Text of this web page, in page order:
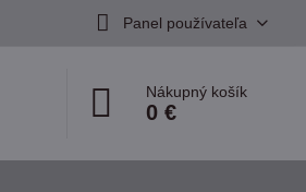
Panel používateľa
Nákupný košík
0 €